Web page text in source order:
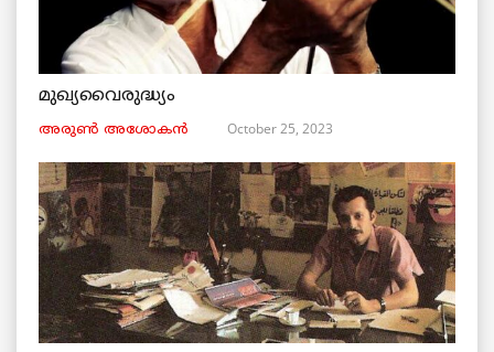
മുഖ്യവൈരുദ്ധ്യം
അരുണ്‍ അശോകൻ October 25, 2023